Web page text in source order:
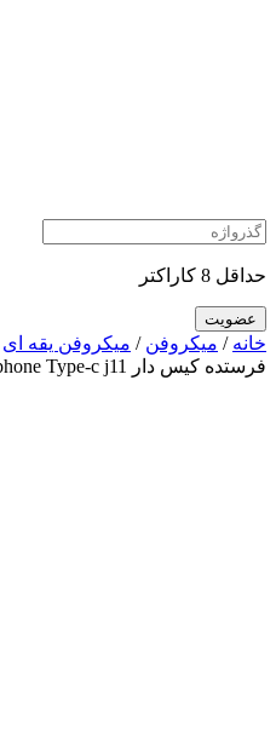
حداقل 8 کاراکتر
خانه / میکروفن / میکروفن یقه ای
فرستده کیس دار answer microphone Type-c j11